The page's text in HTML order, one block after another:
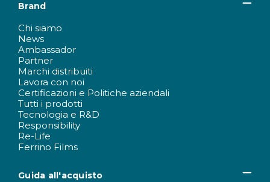
Brand
Chi siamo
News
Ambassador
Partner
Marchi distribuiti
Lavora con noi
Certificazioni e Politiche aziendali
Tutti i prodotti
Tecnologia e R&D
Responsibility
Re-Life
Ferrino Films
Guida all'acquisto